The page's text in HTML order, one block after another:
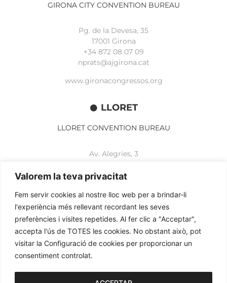
Valorem la teva privacitat
Fem servir cookies al nostre lloc web per a brindar-li
l'experiència més rellevant recordant les seves
preferències i visites repetides. Al fer clic a "Acceptar",
accepta l'ús de TOTES les cookies. No obstant això, pot
visitar la Configuració de cookies per proporcionar un
consentiment controlat.
GIRONA CITY CONVENTION BUREAU
Pg. de la Devesa, 35
17001 Girona
+34 872 08 07 09
nprats@ajgirona.cat
www.gironacongressos.org
LLORET
LLORET CONVENTION BUREAU
Av. Alegries, 3
+34 972 365 788
www.lloretcb.org
Avertissement juridique
Politique de confidentialité
Politique de cookies
2026© OGL MEETINGS. Tous droits réservés.